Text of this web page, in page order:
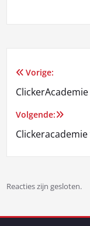
Bericht
navigatie
Vorige:
Volgende:
Reacties zijn gesloten.